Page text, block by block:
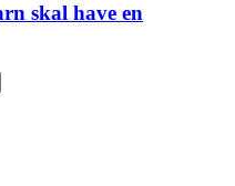
skal have en